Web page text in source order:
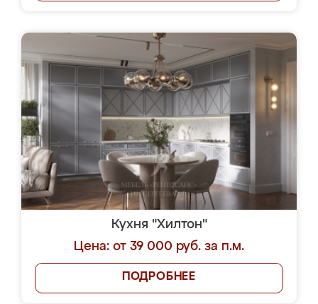
Кухня "Хилтон"
Цена: от 39 000 руб. за п.м.
ПОДРОБНЕЕ